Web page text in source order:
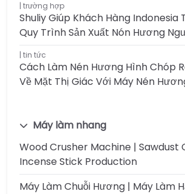
trường hợp
Shuliy Giúp Khách Hàng Indonesia
Quy Trình Sản Xuất Nón Hương
tin tức
Cách Làm Nén Hương Hình Chóp
Về Mặt Thị Giác Với Máy Nén
Máy làm nhang
Wood Crusher Machine | Sawdust
Incense Stick Production
Máy Làm Chuỗi Hương | Máy Làm